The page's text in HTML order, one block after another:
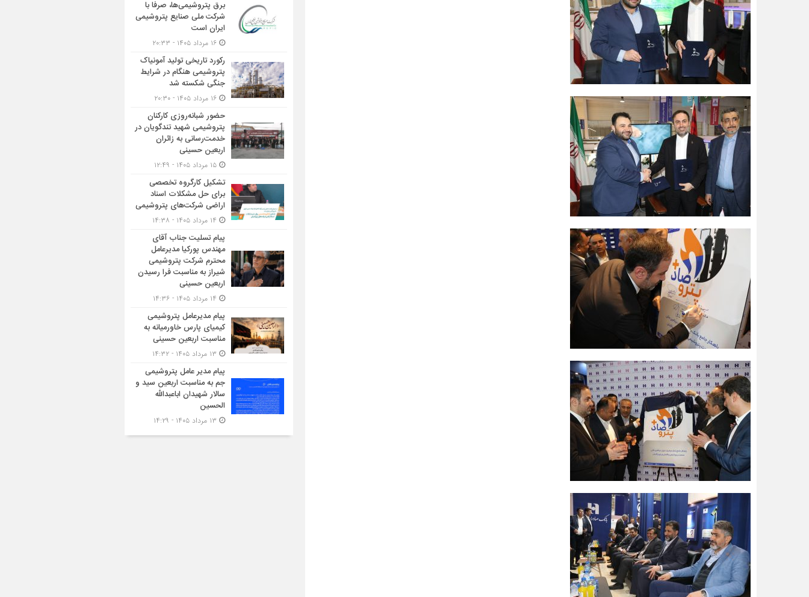
برق پتروشیمی‌ها، صرفا با
شرکت ملی صنایع پتروشیمی
ایران است
رکورد تاریخی تولید آمونیاک
پتروشیمی هنگام در شرایط
جنگی شکسته شد
حضور شبانه‌روزی کارکنان
پتروشیمی شهید تندگویان در
خدمت‌رسانی به زائران
اربعین حسینی
تشکیل کارگروه تخصصی
برای حل مشکلات اسناد
اراضی شرکت‌های پتروشیمی
پیام تسلیت جناب آقای
مهندس پوركیا مدیرعامل
محترم شركت پتروشیمی
شیراز به مناسبت فرا رسیدن
اربعین حسینی
پیام مدیرعامل پتروشیمی
کیمیای پارس خاورمیانه به
مناسبت اربعین حسینی
پیام مدیر عامل پتروشیمی
جم به مناسبت اربعین سید و
سالار شهیدان اباعبدالله
الحسین